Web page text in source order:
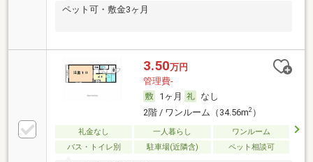
ペット可・敷金3ヶ月
3.50万円
管理費-
1ヶ月
なし
2階 / ワンルーム（34.56m2）
礼金なし 一人暮らし
ワンルーム
バス・トイレ別
駐車場(近隣含) ペット相談可